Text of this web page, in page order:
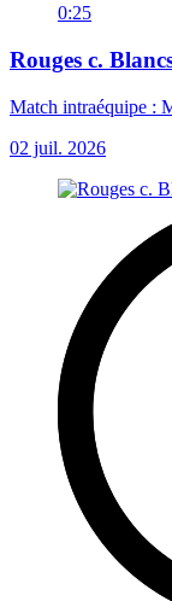
0:25
Rouges c.
Match intraéquipe :
02 juil. 2026